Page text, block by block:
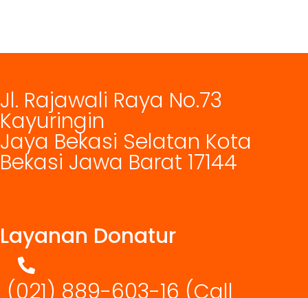
Jl. Rajawali Raya No.73
Kayuringin
Jaya Bekasi Selatan Kota
Bekasi Jawa Barat 17144
Layanan Donatur
(021) 889-603-16 (Call